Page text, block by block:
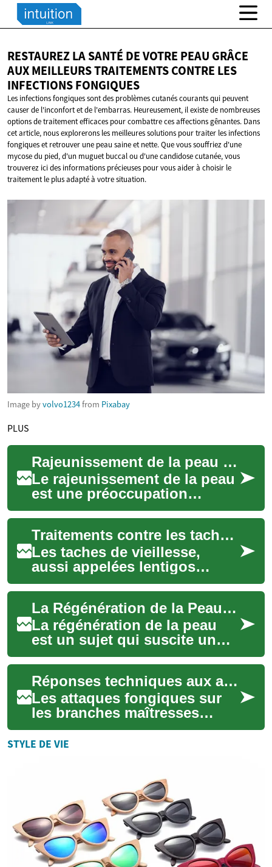
RESTAUREZ LA SANTÉ DE VOTRE PEAU GRÂCE
AUX MEILLEURS TRAITEMENTS CONTRE LES
INFECTIONS FONGIQUES
Les infections fongiques sont des problèmes cutanés courants qui peuvent
causer de l'inconfort et de l'embarras. Heureusement, il existe de nombreuses
options de traitement efficaces pour combattre ces affections gênantes. Dans
cet article, nous explorerons les meilleures solutions pour traiter les infections
fongiques et retrouver une peau saine et nette. Que vous souffriez d'une
mycose du pied, d'un muguet buccal ou d'une candidose cutanée, vous
trouverez ici des informations précieuses pour vous aider à choisir le
traitement le plus adapté à votre situation.
Image byvolvo1234from Pixabay
PLUS
Rajeunissement de la peau : Tout ce que vous devez savoir
Le rajeunissement de la peau
est une préoccupation
croissante pour de
nombreuses personnes
cherchant à maintenir une ...Traitements contre les taches de vieillesse sur la peau
Les taches de vieillesse,
aussi appelées lentigos
solaires ou taches
pigmentaires, apparaissent
fréquemment sur la pe...
La Régénération de la Peau : Comment Retrouver une Peau Éclatante et Jeune
La régénération de la peau
est un sujet qui suscite un
intérêt croissant dans le
domaine de la beauté et du
bien-être...
Réponses techniques aux attaques fongiques sur branches maîtresses
Les attaques fongiques sur
les branches maîtresses
représentent une menace
sérieuse pour la santé des
STYLE DE VIE